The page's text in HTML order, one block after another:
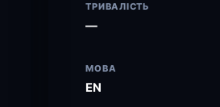
ТРИВАЛІСТЬ
—
МОВА
EN